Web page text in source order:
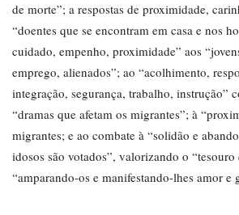
de morte”; a respostas de proximidade,
“doentes que se encontram em casa e nos
cuidado, empenho, proximidade” aos
emprego, alienados”; ao “acolhimento,
integração, segurança, trabalho, instrução”
“dramas que afetam os migrantes”; à
migrantes; e ao combate à “solidão e
idosos são votados”, valorizando o
“amparando-os e manifestando-lhes amor e